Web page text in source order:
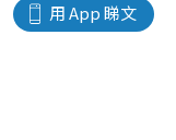
用 App 睇文